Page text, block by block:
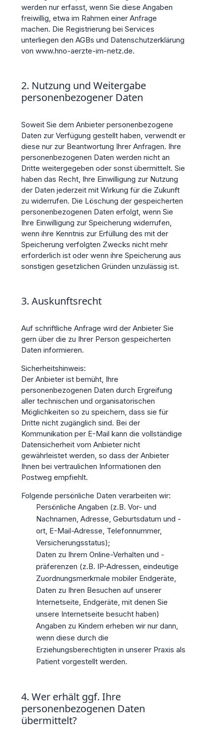
werden nur erfasst, wenn Sie diese Angaben
freiwillig, etwa im Rahmen einer Anfrage
machen. Die Registrierung bei Services
unterliegen den AGBs und Datenschutzerklärung
von www.hno-aerzte-im-netz.de.
2. Nutzung und Weitergabe
personenbezogener Daten
Soweit Sie dem Anbieter personenbezogene
Daten zur Verfügung gestellt haben, verwendt er
diese nur zur Beantwortung Ihrer Anfragen. Ihre
personenbezogenen Daten werden nicht an
Dritte weitergegeben oder sonst übermittelt. Sie
haben das Recht, Ihre Einwilligung zur Nutzung
der Daten jederzeit mit Wirkung für die Zukunft
zu widerrufen. Die Löschung der gespeicherten
personenbezogenen Daten erfolgt, wenn Sie
Ihre Einwilligung zur Speicherung widerrufen,
wenn ihre Kenntnis zur Erfüllung des mit der
Speicherung verfolgten Zwecks nicht mehr
erforderlich ist oder wenn ihre Speicherung aus
sonstigen gesetzlichen Gründen unzulässig ist.
3. Auskunftsrecht
Auf schriftliche Anfrage wird der Anbieter Sie
gern über die zu Ihrer Person gespeicherten
Daten informieren.
Sicherheitshinweis:
Der Anbieter ist bemüht, Ihre
personenbezogenen Daten durch Ergreifung
aller technischen und organisatorischen
Möglichkeiten so zu speichern, dass sie für
Dritte nicht zugänglich sind. Bei der
Kommunikation per E-Mail kann die vollständige
Datensicherheit vom Anbieter nicht
gewährleistet werden, so dass der Anbieter
Ihnen bei vertraulichen Informationen den
Postweg empfiehlt.
Folgende persönliche Daten verarbeiten wir:
Persönliche Angaben (z.B. Vor- und
Nachnamen, Adresse, Geburtsdatum und -
ort, E-Mail-Adresse, Telefonnummer,
Versicherungsstatus);
Daten zu Ihrem Online-Verhalten und -
präferenzen (z.B. IP-Adressen, eindeutige
Zuordnungsmerkmale mobiler Endgeräte,
Daten zu Ihren Besuchen auf unserer
Internetseite, Endgeräte, mit denen Sie
unsere Internetseite besucht haben)
Angaben zu Kindern erheben wir nur dann,
wenn diese durch die
Erziehungsberechtigten in unserer Praxis als
Patient vorgestellt werden.
4. Wer erhält ggf. Ihre
personenbezogenen Daten
übermittelt?